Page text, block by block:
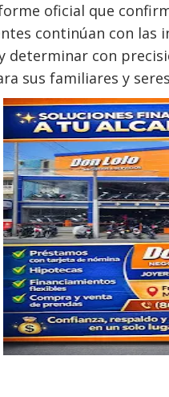
oficial que
continúan con las
determinar con
sus familiares y